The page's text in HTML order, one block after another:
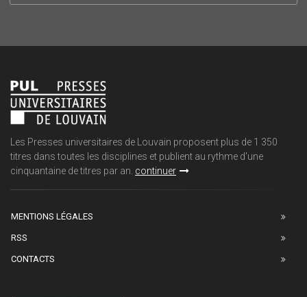
Les Presses universitaires de Louvain proposent plus de 1 350
titres dans toutes les disciplines et publient au rythme d'une
cinquantaine de titres par an. continuer
MENTIONS LÉGALES
RSS
CONTACTS